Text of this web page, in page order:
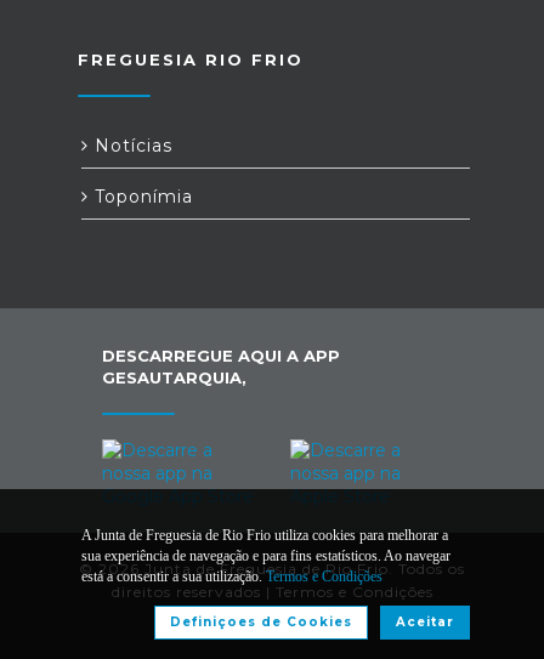
FREGUESIA RIO FRIO
Notícias
Toponímia
DESCARREGUE AQUI A APP
GESAUTARQUIA,
© 2026 Junta de Freguesia de Rio Frio. Todos os
direitos reservados | Termos e Condições
A Junta de Freguesia de Rio Frio utiliza cookies para melhorar a
sua experiência de navegação e para fins estatísticos. Ao navegar
está a consentir a sua utilização.Termos e Condições
Aceitar
Definiçoes de Cookies